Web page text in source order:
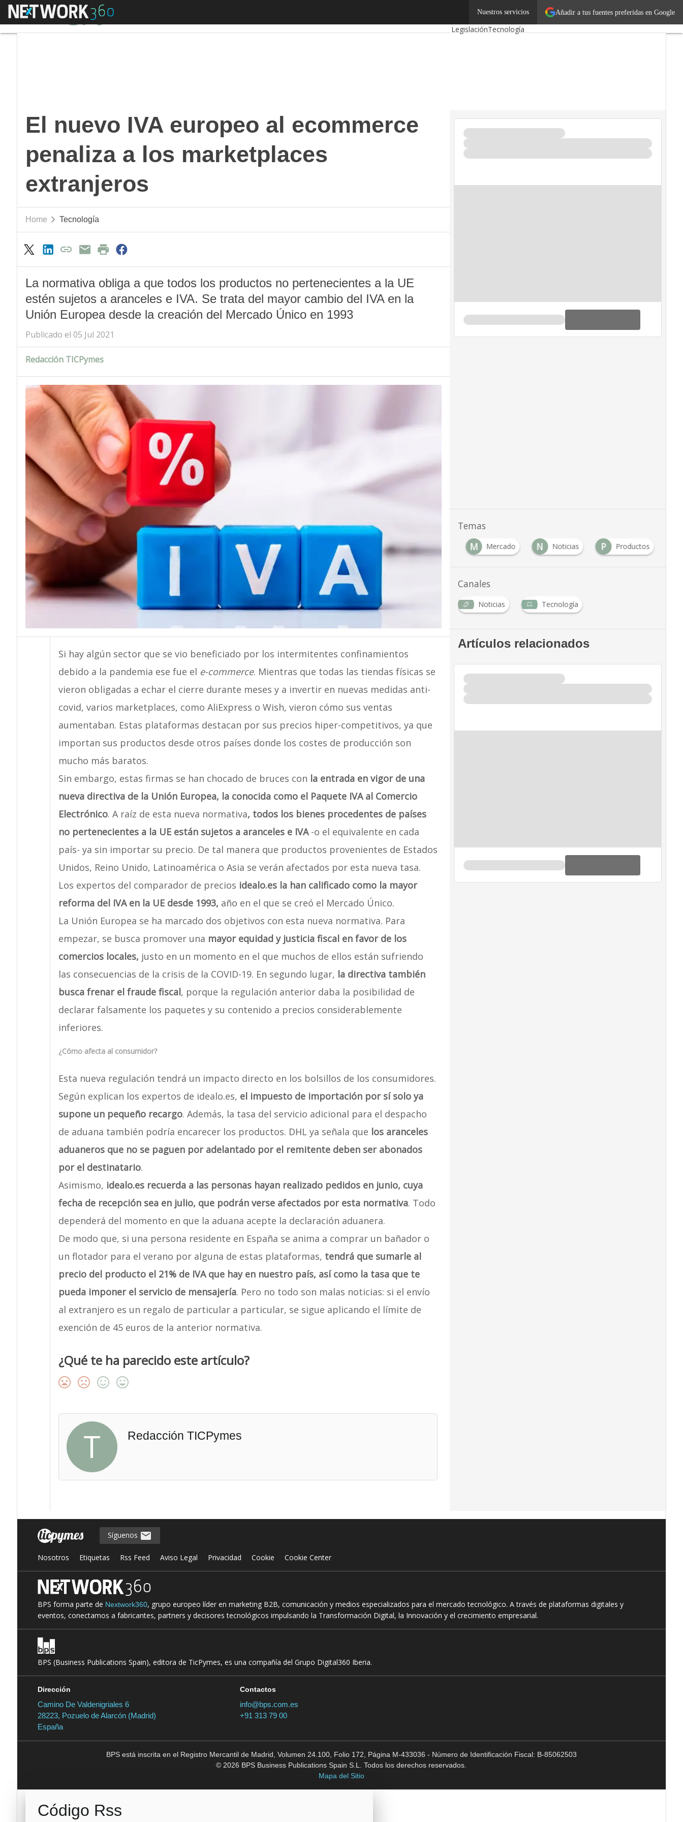
Añadir a tus fuentes preferidas en Google
Nuestros servicios
Menú AutónomosEmprendedores
LegislaciónTecnología
El nuevo IVA europeo al ecommerce
penaliza a los marketplaces
extranjeros
Home Tecnología
La normativa obliga a que todos los productos no pertenecientes a la UE
estén sujetos a aranceles e IVA. Se trata del mayor cambio del IVA en la
Unión Europea desde la creación del Mercado Único en 1993
Publicado el 05 Jul 2021
Redacción TICPymes
Si hay algún sector que se vio beneficiado por los intermitentes confinamientos
debido a la pandemia ese fue el e-commerce. Mientras que todas las tiendas físicas se
vieron obligadas a echar el cierre durante meses y a invertir en nuevas medidas anti-
covid, varios marketplaces, como AliExpress o Wish, vieron cómo sus ventas
aumentaban. Estas plataformas destacan por sus precios hiper-competitivos, ya que
importan sus productos desde otros países donde los costes de producción son
mucho más baratos.
Sin embargo, estas firmas se han chocado de bruces con la entrada en vigor de una
nueva directiva de la Unión Europea, la conocida como el Paquete IVA al Comercio
Electrónico. A raíz de esta nueva normativa, todos los bienes procedentes de países
no pertenecientes a la UE están sujetos a aranceles e IVA-o el equivalente en cada
país- ya sin importar su precio. De tal manera que productos provenientes de Estados
Unidos, Reino Unido, Latinoamérica o Asia se verán afectados por esta nueva tasa.
Los expertos del comparador de precios idealo.es la han calificado como la mayor
reforma del IVA en la UE desde 1993, año en el que se creó el Mercado Único.
La Unión Europea se ha marcado dos objetivos con esta nueva normativa. Para
empezar, se busca promover una mayor equidad y justicia fiscal en favor de los
comercios locales, justo en un momento en el que muchos de ellos están sufriendo
las consecuencias de la crisis de la COVID-19. En segundo lugar, la directiva también
busca frenar el fraude fiscal, porque la regulación anterior daba la posibilidad de
declarar falsamente los paquetes y su contenido a precios considerablemente
inferiores.
¿Cómo afecta al consumidor?
Esta nueva regulación tendrá un impacto directo en los bolsillos de los consumidores.
Según explican los expertos de idealo.es, el impuesto de importación por sí solo ya
supone un pequeño recargo. Además, la tasa del servicio adicional para el despacho
de aduana también podría encarecer los productos. DHL ya señala que los aranceles
aduaneros que no se paguen por adelantado por el remitente deben ser abonados
por el destinatario.
Asimismo, idealo.es recuerda a las personas hayan realizado pedidos en junio, cuya
fecha de recepción sea en julio, que podrán verse afectados por esta normativa. Todo
dependerá del momento en que la aduana acepte la declaración aduanera.
De modo que, si una persona residente en España se anima a comprar un bañador o
un flotador para el verano por alguna de estas plataformas, tendrá que sumarle al
precio del producto el 21% de IVA que hay en nuestro país, así como la tasa que te
pueda imponer el servicio de mensajería. Pero no todo son malas noticias: si el envío
al extranjero es un regalo de particular a particular, se sigue aplicando el límite de
exención de 45 euros de la anterior normativa.
¿Qué te ha parecido este artículo?
T Redacción TICPymes
Temas
C
Comercio M Mercado N Noticias P Productos
Canales
Noticias Tecnología
Artículos relacionados
Síguenos
Nosotros Etiquetas Rss Feed Aviso Legal Privacidad Cookie Cookie Center
BPS forma parte de Nextwork360, grupo europeo líder en marketing B2B, comunicación y medios especializados para el mercado tecnológico. A través de plataformas digitales y
eventos, conectamos a fabricantes, partners y decisores tecnológicos impulsando la Transformación Digital, la Innovación y el crecimiento empresarial.
BPS (Business Publications Spain), editora de TicPymes, es una compañía del Grupo Digital360 Iberia.
Dirección
Camino De Valdenigriales 6
28223, Pozuelo de Alarcón (Madrid)
España
Contactos
info@bps.com.es
+91 313 79 00
BPS está inscrita en el Registro Mercantil de Madrid, Volumen 24.100, Folio 172, Página M-433036 - Número de Identificación Fiscal: B-85062503
© 2026 BPS Business Publications Spain S.L. Todos los derechos reservados.
Mapa del Sitio
Código Rss